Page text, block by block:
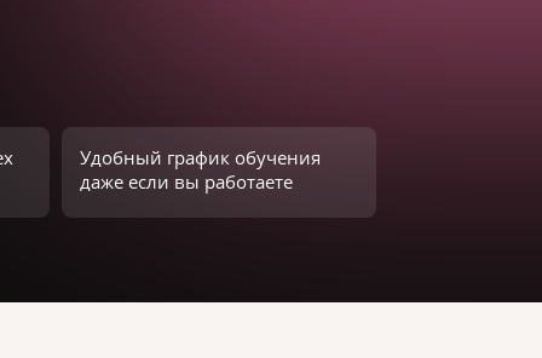
Удобный график обучения
даже если вы работаете